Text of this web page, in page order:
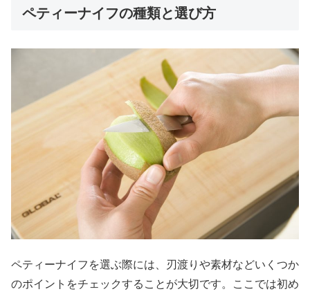
ペティーナイフの種類と選び方
ペティーナイフを選ぶ際には、刃渡りや素材などいくつか
のポイントをチェックすることが大切です。ここでは初め